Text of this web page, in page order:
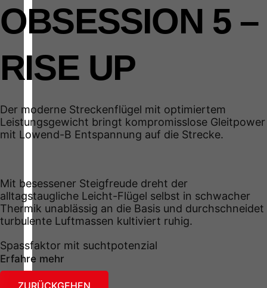
OBSESSION 5 –
RISE UP
Der moderne Streckenflügel mit optimiertem
Leistungsgewicht bringt kompromisslose Gleitpower
mit Lowend-B Entspannung auf die Strecke.
Mit besessener Steigfreude dreht der
alltagstaugliche Leicht-Flügel selbst in schwacher
Thermik unablässig an die Basis und durchschneidet
turbulente Luftmassen kultiviert ruhig.
Spassfaktor mit suchtpotenzial
Erfahre mehr
ZURÜCKGEHEN